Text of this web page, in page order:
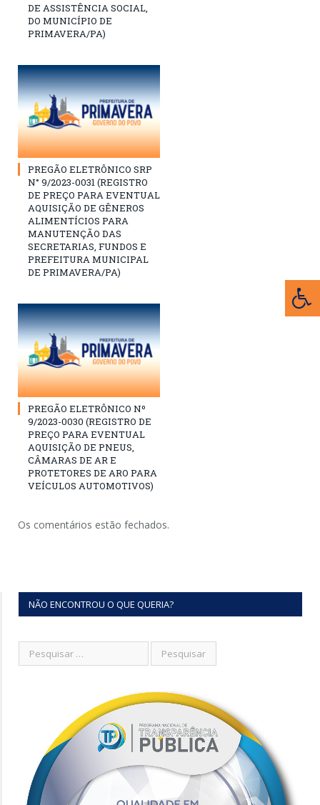
DE ASSISTÊNCIA SOCIAL,
DO MUNICÍPIO DE
PRIMAVERA/PA)
PREGÃO ELETRÔNICO SRP
N° 9/2023-0031 (REGISTRO
DE PREÇO PARA EVENTUAL
AQUISIÇÃO DE GÊNEROS
ALIMENTÍCIOS PARA
MANUTENÇÃO DAS
SECRETARIAS, FUNDOS E
PREFEITURA MUNICIPAL
DE PRIMAVERA/PA)
PREGÃO ELETRÔNICO Nº
9/2023-0030 (REGISTRO DE
PREÇO PARA EVENTUAL
AQUISIÇÃO DE PNEUS,
CÂMARAS DE AR E
PROTETORES DE ARO PARA
VEÍCULOS AUTOMOTIVOS)
Os comentários estão fechados.
NÃO ENCONTROU O QUE QUERIA?